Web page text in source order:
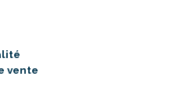
vente